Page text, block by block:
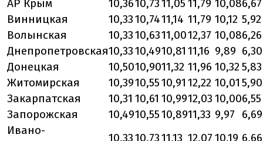
АР Крым
10,3610,7311,05 11,79 10,086,67
Винницкая
10,3310,7411,14 11,79 10,12 5,92
Волынская
10,3310,6311,0012,37 10,086,26
Днепропетровская10,3310,4910,81 11,16 9,89 6,30
Донецкая
10,5010,9011,32 11,96 10,32 5,83
Житомирская
10,3910,5510,91 12,22 10,01 5,90
Закарпатская
10,31 10,61 10,9912,03 10,006,55
Запорожская
10,4910,5510,8911,33 9,97
6,69
Ивано-
10,3310,7311,13 12,07 10,19 6,66